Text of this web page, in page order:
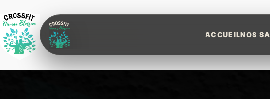
ACCUEILNOS
au
contenu
Human Blossom CrossFit